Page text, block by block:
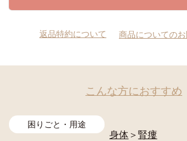
返品特約について 商品についての
こんな方におすすめ
困りごと・用途
身体 ＞腎瘻